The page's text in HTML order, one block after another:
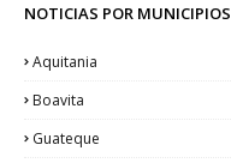
NOTICIAS POR MUNICIPIOS
Aquitania
Boavita
Guateque